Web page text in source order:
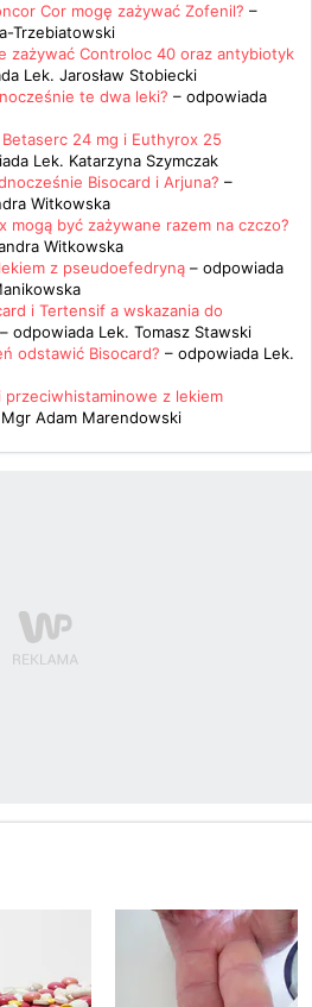
Cor mogę zażywać Zofenil? –
Trzebiatowski
zażywać Controloc 40 oraz antybiotyk
Lek. Jarosław Stobiecki
te dwa leki? – odpowiada
24 mg i Euthyrox 25
Lek. Katarzyna Szymczak
Bisocard i Arjuna? –
Witkowska
mogą być zażywane razem na czczo?
Witkowska
z pseudoefedryną – odpowiada
i Tertensif a wskazania do
– odpowiada Lek. Tomasz Stawski
odstawić Bisocard? – odpowiada Lek.
przeciwhistaminowe z lekiem
Mgr Adam Marendowski